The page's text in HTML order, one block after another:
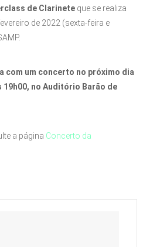
de Clarinete que se realiza
de 2022 (sexta-feira e
com um concerto no próximo dia
no Auditório Barão de
a página Concerto da